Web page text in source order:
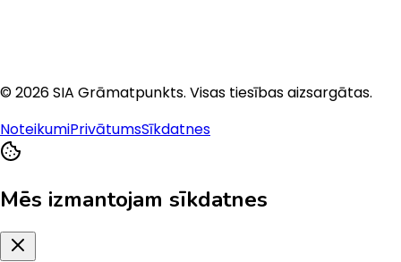
©2026SIA Grāmatpunkts. Visas tiesības aizsargātas.
NoteikumiPrivātumsSīkdatnes
Mēs izmantojam sīkdatnes